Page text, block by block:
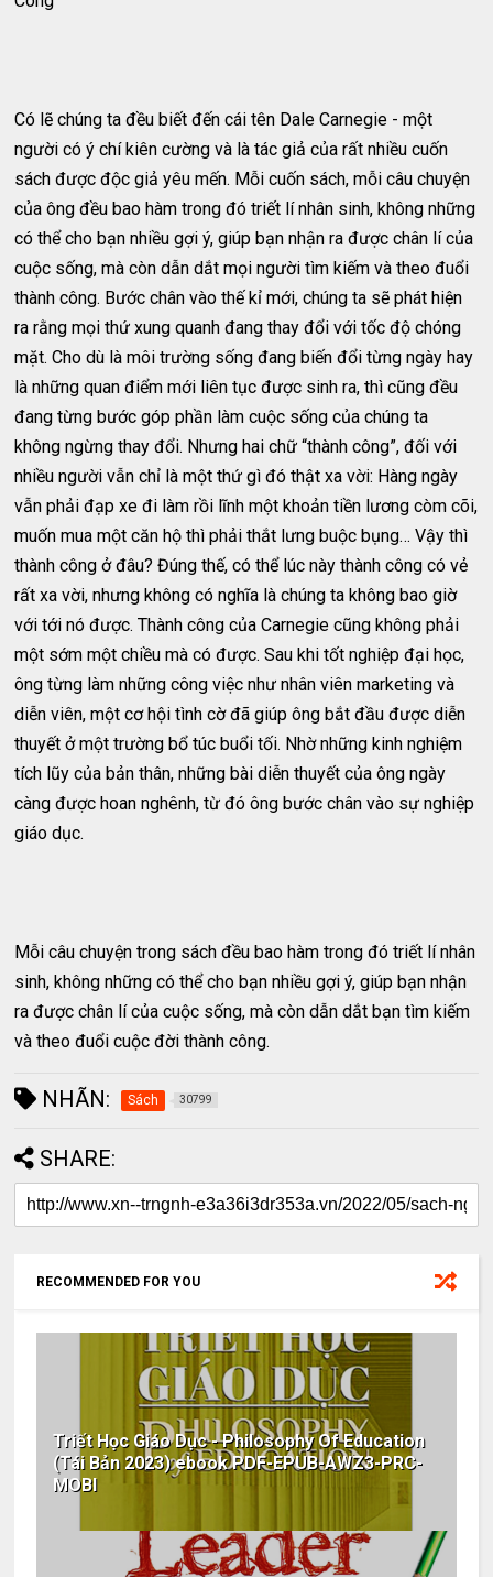
Có lẽ chúng ta đều biết đến cái tên Dale Carnegie - một
người có ý chí kiên cường và là tác giả của rất nhiều cuốn
sách được độc giả yêu mến. Mỗi cuốn sách, mỗi câu chuyện
của ông đều bao hàm trong đó triết lí nhân sinh, không những
có thể cho bạn nhiều gợi ý, giúp bạn nhận ra được chân lí của
cuộc sống, mà còn dẫn dắt mọi người tìm kiếm và theo đuổi
thành công. Bước chân vào thế kỉ mới, chúng ta sẽ phát hiện
ra rằng mọi thứ xung quanh đang thay đổi với tốc độ chóng
mặt. Cho dù là môi trường sống đang biến đổi từng ngày hay
là những quan điểm mới liên tục được sinh ra, thì cũng đều
đang từng bước góp phần làm cuộc sống của chúng ta
không ngừng thay đổi. Nhưng hai chữ “thành công”, đối với
nhiều người vẫn chỉ là một thứ gì đó thật xa vời: Hàng ngày
vẫn phải đạp xe đi làm rồi lĩnh một khoản tiền lương còm cõi,
muốn mua một căn hộ thì phải thắt lưng buộc bụng… Vậy thì
thành công ở đâu? Đúng thế, có thể lúc này thành công có vẻ
rất xa vời, nhưng không có nghĩa là chúng ta không bao giờ
với tới nó được. Thành công của Carnegie cũng không phải
một sớm một chiều mà có được. Sau khi tốt nghiệp đại học,
ông từng làm những công việc như nhân viên marketing và
diễn viên, một cơ hội tình cờ đã giúp ông bắt đầu được diễn
thuyết ở một trường bổ túc buổi tối. Nhờ những kinh nghiệm
tích lũy của bản thân, những bài diễn thuyết của ông ngày
càng được hoan nghênh, từ đó ông bước chân vào sự nghiệp
giáo dục.
Mỗi câu chuyện trong sách đều bao hàm trong đó triết lí nhân
sinh, không những có thể cho bạn nhiều gợi ý, giúp bạn nhận
ra được chân lí của cuộc sống, mà còn dẫn dắt bạn tìm kiếm
và theo đuổi cuộc đời thành công.
NHÃN: Sách 30799
SHARE:
RECOMMENDED FOR YOU
Triết Học Giáo Dục - Philosophy Of Education
(Tái Bản 2023) ebook PDF-EPUB-AWZ3-PRC-
MOBI